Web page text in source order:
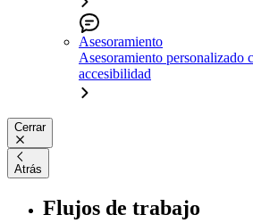
Asesoramiento
Asesoramiento personalizado
accesibilidad
Cerrar
Atrás
Flujos de trabajo